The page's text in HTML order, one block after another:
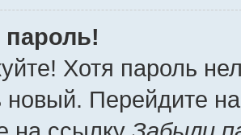
Хотя пароль
новый. Перейдите